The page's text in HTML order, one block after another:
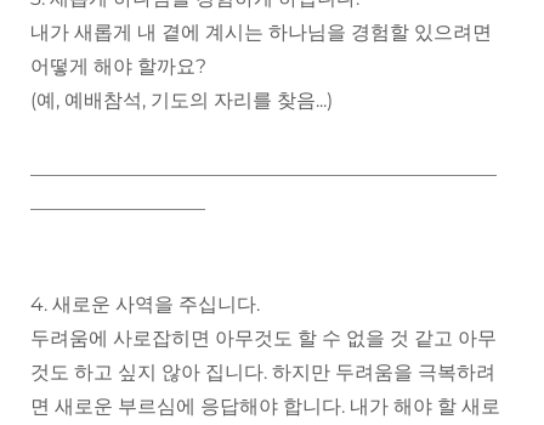
내가 새롭게 내 곁에 계시는 하나님을 경험할 있으려면
어떻게 해야 할까요?
(예, 예배참석, 기도의 자리를 찾음...)
4. 새로운 사역을 주십니다.
두려움에 사로잡히면 아무것도 할 수 없을 것 같고 아무
것도 하고 싶지 않아 집니다. 하지만 두려움을 극복하려
면 새로운 부르심에 응답해야 합니다. 내가 해야 할 새로